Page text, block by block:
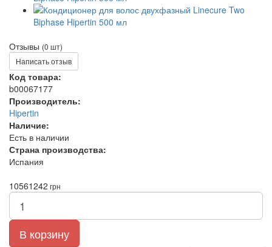
Отзывы (0 шт)
Написать отзыв
Код товара:
b00067177
Производитель:
Hipertin
Наличие:
Есть в наличии
Страна производства:
Испания
10561242 грн
В корзину